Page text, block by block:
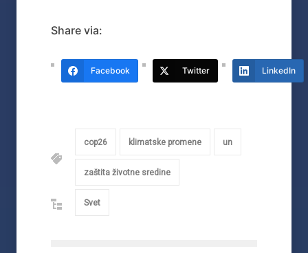
Share via:
Facebook Twitter LinkedIn
cop26 klimatske promene un
zaštita životne sredine
Svet